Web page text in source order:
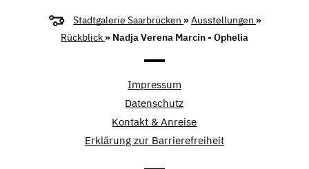
Stadtgalerie Saarbrücken »Ausstellungen »
Rückblick » Nadja Verena Marcin - Ophelia
Impressum
Datenschutz
Kontakt & Anreise
Erklärung zur Barrierefreiheit